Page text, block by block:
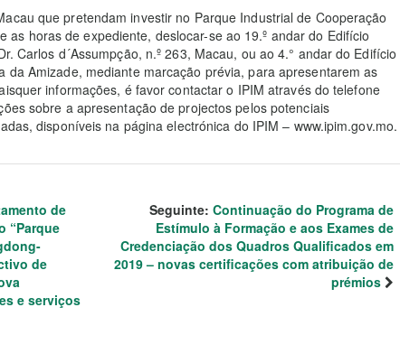
que pretendam investir no Parque Industrial de Cooperação
as horas de expediente, deslocar-se ao 19.º andar do Edifício
Carlos d´Assumpção, n.º 263, Macau, ou ao 4.° andar do Edifício
da Amizade, mediante marcação prévia, para apresentarem as
informações, é favor contactar o IPIM através do telefone
sobre a apresentação de projectos pelos potenciais
disponíveis na página electrónica do IPIM – www.ipim.gov.mo.
de
“Parque
de
e serviços
Seguinte: Continuação do Programa de
Estímulo à Formação e aos Exames de
Credenciação dos Quadros Qualificados em
2019 – novas certificações com atribuição de
prémios